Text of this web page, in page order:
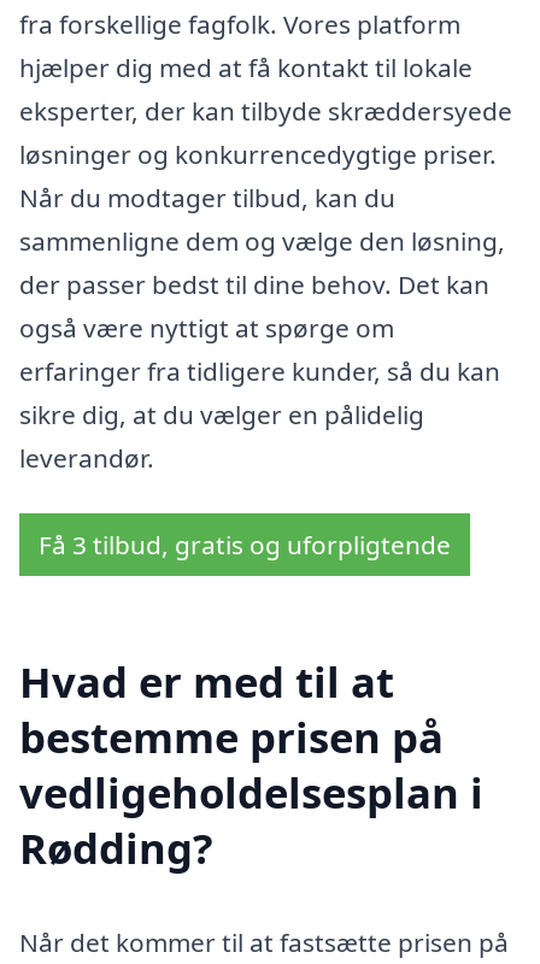
fra forskellige fagfolk. Vores platform
hjælper dig med at få kontakt til lokale
eksperter, der kan tilbyde skræddersyede
løsninger og konkurrencedygtige priser.
Når du modtager tilbud, kan du
sammenligne dem og vælge den løsning,
der passer bedst til dine behov. Det kan
også være nyttigt at spørge om
erfaringer fra tidligere kunder, så du kan
sikre dig, at du vælger en pålidelig
leverandør.
Få 3 tilbud, gratis og uforpligtende
Hvad er med til at
bestemme prisen på
vedligeholdelsesplan i
Rødding?
Når det kommer til at fastsætte prisen på